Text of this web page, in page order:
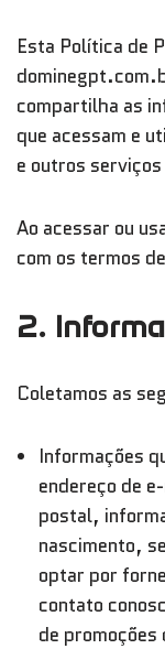
Esta Política de
compartilha as
que acessam e
e outros
Ao acessar ou
com os termos
2.
Coletamos as
Informações
endereço de
postal,
nascimento,
optar por
contato
de